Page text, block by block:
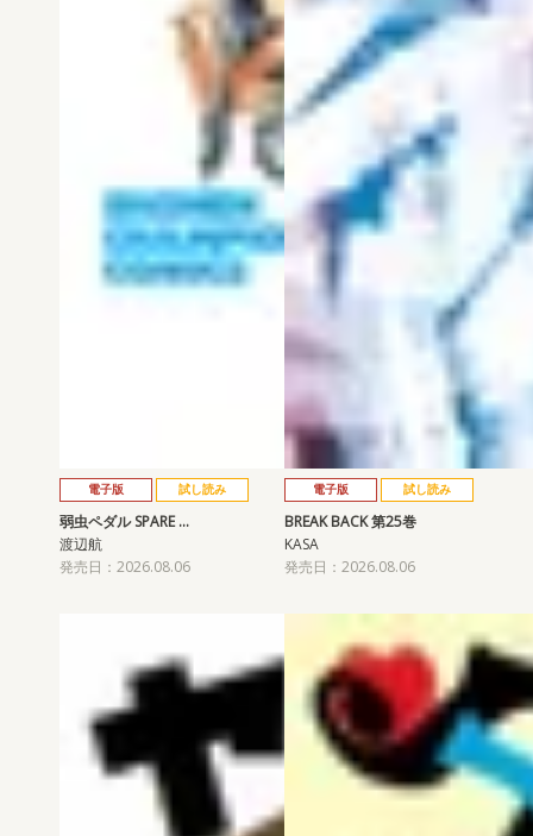
電子版 試し読み
弱虫ペダル SPARE …
渡辺航
発売日：2026.08.06
電子版 試し読み
BREAK BACK 第25巻
KASA
発売日：2026.08.06